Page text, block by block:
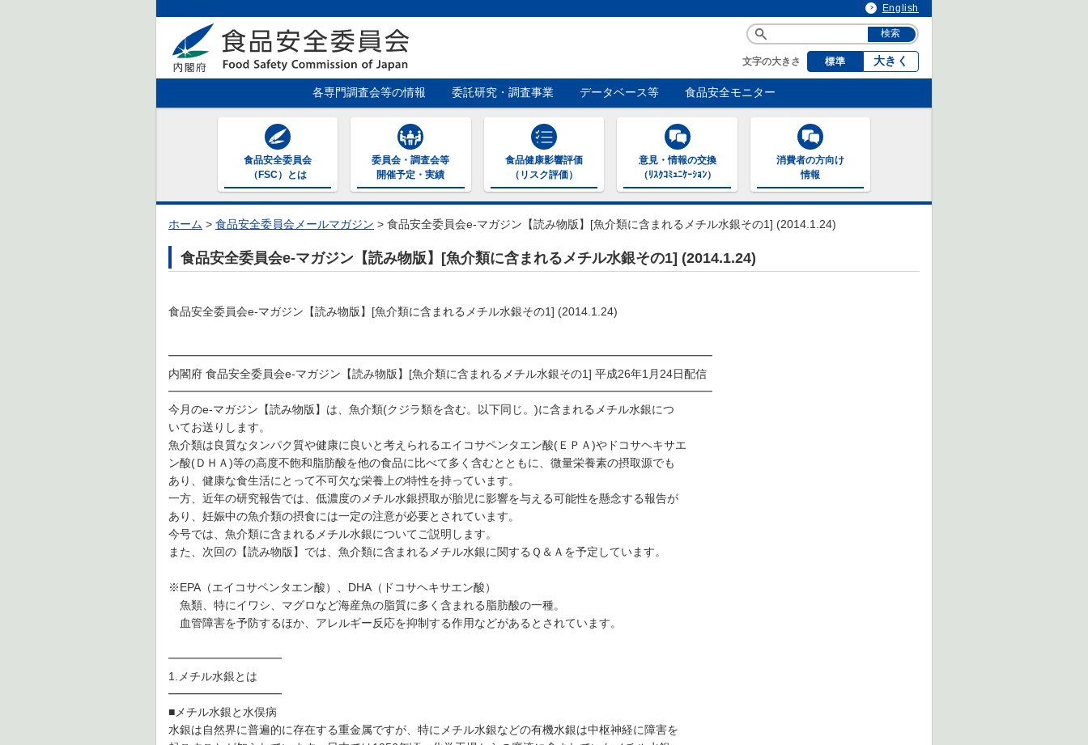
English
文字の大きさ 標準 大きく
各専門調査会等の情報 委託研究・調査事業 データベース等 食品安全モニター
食品安全委員会
（FSC）とは
委員会・調査会等
開催予定・実績
食品健康影響評価
（リスク評価）
意見・情報の交換
（ﾘｽｸｺﾐｭﾆｹｰｼｮﾝ）
消費者の方向け
情報
ホーム > 食品安全委員会メールマガジン > 食品安全委員会e-マガジン【読み物版】[魚介類に含まれるメチル水銀その1] (2014.1.24)
食品安全委員会e-マガジン【読み物版】[魚介類に含まれるメチル水銀その1] (2014.1.24)
食品安全委員会e-マガジン【読み物版】[魚介類に含まれるメチル水銀その1] (2014.1.24)
━━━━━━━━━━━━━━━━━━━━━━━━━━━━━━━━━━━━━━━━━━━━━━━━
内閣府 食品安全委員会e-マガジン【読み物版】[魚介類に含まれるメチル水銀その1] 平成26年1月24日配信
━━━━━━━━━━━━━━━━━━━━━━━━━━━━━━━━━━━━━━━━━━━━━━━━
今月のe-マガジン【読み物版】は、魚介類(クジラ類を含む。以下同じ。)に含まれるメチル水銀につ
いてお送りします。
魚介類は良質なタンパク質や健康に良いと考えられるエイコサペンタエン酸(ＥＰＡ)やドコサヘキサエ
ン酸(ＤＨＡ)等の高度不飽和脂肪酸を他の食品に比べて多く含むとともに、微量栄養素の摂取源でも
あり、健康な食生活にとって不可欠な栄養上の特性を持っています。
一方、近年の研究報告では、低濃度のメチル水銀摂取が胎児に影響を与える可能性を懸念する報告が
あり、妊娠中の魚介類の摂食には一定の注意が必要とされています。
今号では、魚介類に含まれるメチル水銀についてご説明します。
また、次回の【読み物版】では、魚介類に含まれるメチル水銀に関するＱ＆Ａを予定しています。
※EPA（エイコサペンタエン酸）、DHA（ドコサヘキサエン酸）
魚類、特にイワシ、マグロなど海産魚の脂質に多く含まれる脂肪酸の一種。
血管障害を予防するほか、アレルギー反応を抑制する作用などがあるとされています。
━━━━━━━━━━
1.メチル水銀とは
━━━━━━━━━━
■メチル水銀と水俣病
水銀は自然界に普遍的に存在する重金属ですが、特にメチル水銀などの有機水銀は中枢神経に障害を